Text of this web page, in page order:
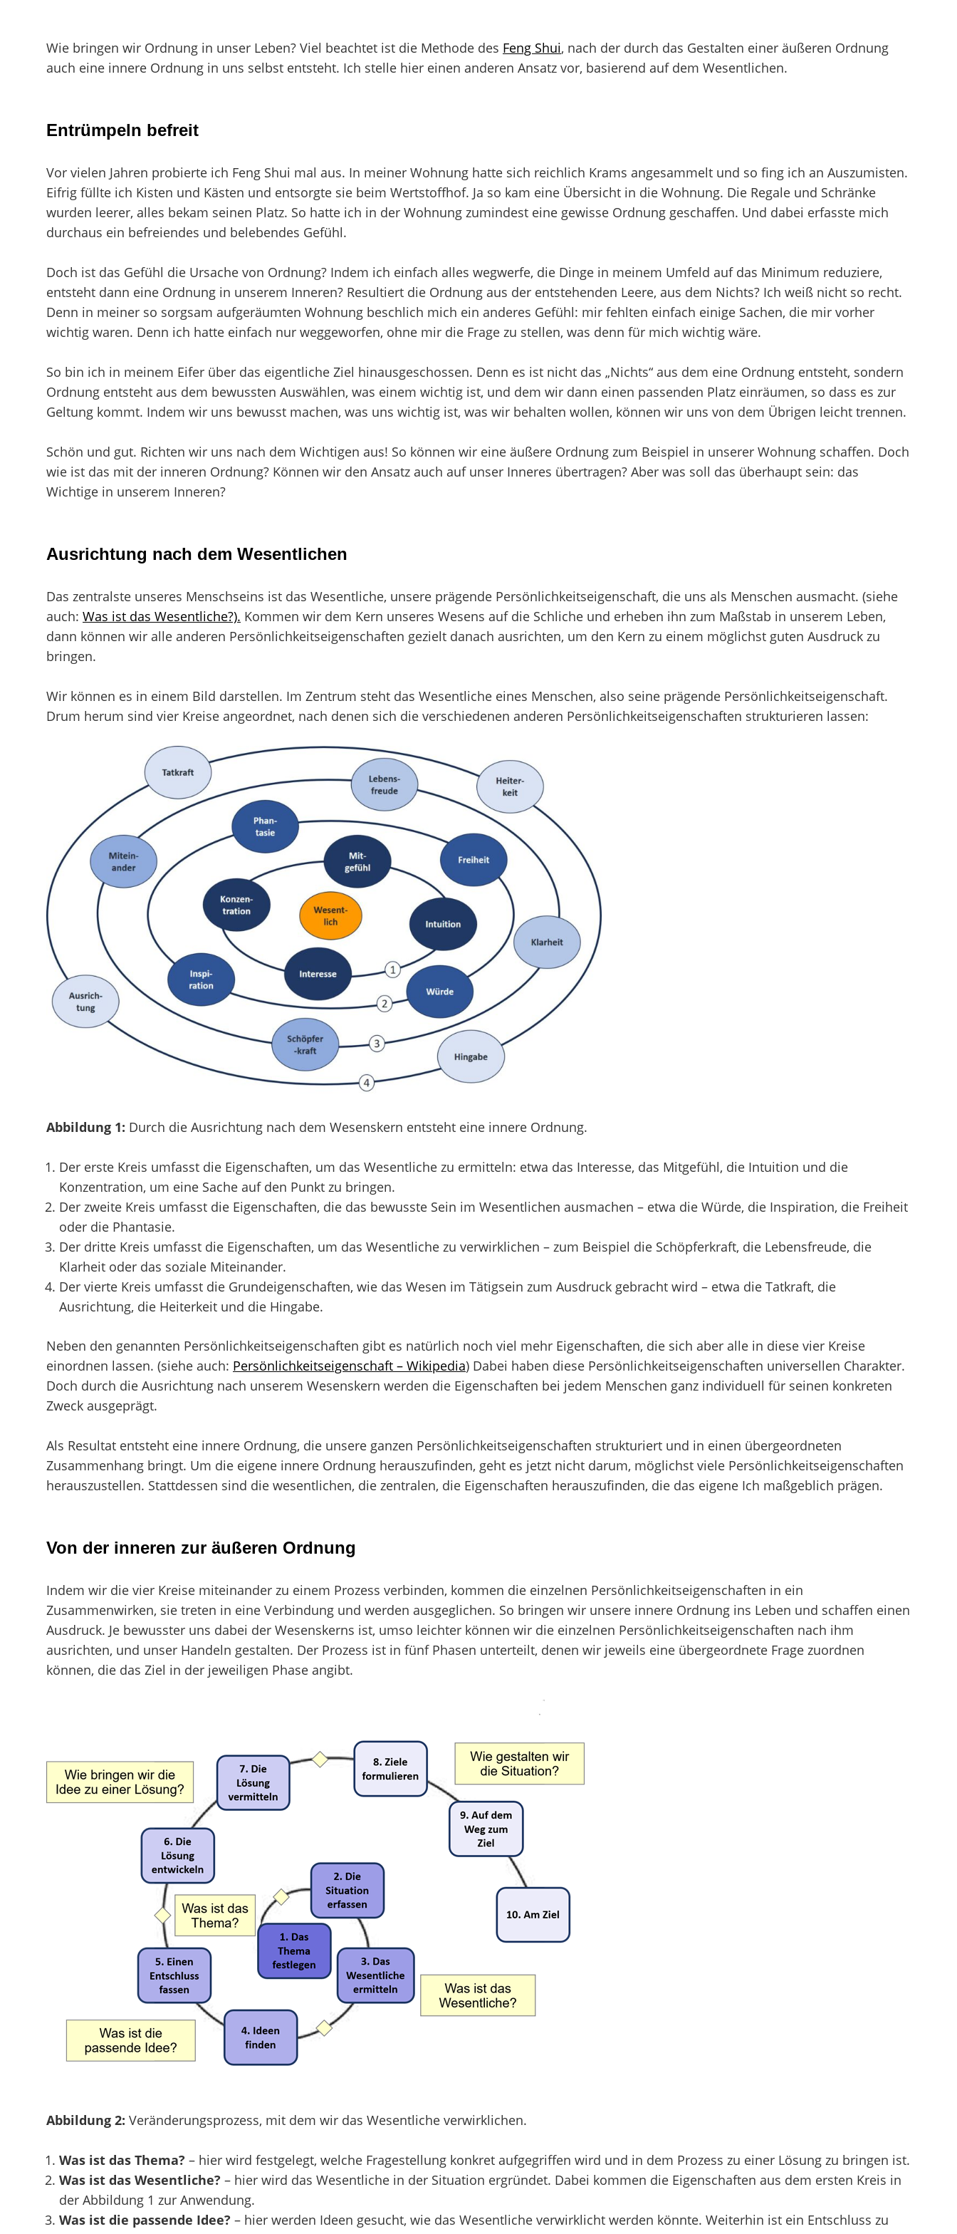
Wie bringen wir Ordnung in unser Leben? Viel beachtet ist die Methode des Feng Shui, nach der durch das Gestalten einer äußeren Ordnung
auch eine innere Ordnung in uns selbst entsteht. Ich stelle hier einen anderen Ansatz vor, basierend auf dem Wesentlichen.
Entrümpeln befreit
Vor vielen Jahren probierte ich Feng Shui mal aus. In meiner Wohnung hatte sich reichlich Krams angesammelt und so fing ich an Auszumisten.
Eifrig füllte ich Kisten und Kästen und entsorgte sie beim Wertstoffhof. Ja so kam eine Übersicht in die Wohnung. Die Regale und Schränke
wurden leerer, alles bekam seinen Platz. So hatte ich in der Wohnung zumindest eine gewisse Ordnung geschaffen. Und dabei erfasste mich
durchaus ein befreiendes und belebendes Gefühl.
Doch ist das Gefühl die Ursache von Ordnung? Indem ich einfach alles wegwerfe, die Dinge in meinem Umfeld auf das Minimum reduziere,
entsteht dann eine Ordnung in unserem Inneren? Resultiert die Ordnung aus der entstehenden Leere, aus dem Nichts? Ich weiß nicht so recht.
Denn in meiner so sorgsam aufgeräumten Wohnung beschlich mich ein anderes Gefühl: mir fehlten einfach einige Sachen, die mir vorher
wichtig waren. Denn ich hatte einfach nur weggeworfen, ohne mir die Frage zu stellen, was denn für mich wichtig wäre.
So bin ich in meinem Eifer über das eigentliche Ziel hinausgeschossen. Denn es ist nicht das „Nichts“ aus dem eine Ordnung entsteht, sondern
Ordnung entsteht aus dem bewussten Auswählen, was einem wichtig ist, und dem wir dann einen passenden Platz einräumen, so dass es zur
Geltung kommt. Indem wir uns bewusst machen, was uns wichtig ist, was wir behalten wollen, können wir uns von dem Übrigen leicht trennen.
Schön und gut. Richten wir uns nach dem Wichtigen aus! So können wir eine äußere Ordnung zum Beispiel in unserer Wohnung schaffen. Doch
wie ist das mit der inneren Ordnung? Können wir den Ansatz auch auf unser Inneres übertragen? Aber was soll das überhaupt sein: das
Wichtige in unserem Inneren?
Ausrichtung nach dem Wesentlichen
Das zentralste unseres Menschseins ist das Wesentliche, unsere prägende Persönlichkeitseigenschaft, die uns als Menschen ausmacht. (siehe
auch: Was ist das Wesentliche?). Kommen wir dem Kern unseres Wesens auf die Schliche und erheben ihn zum Maßstab in unserem Leben,
dann können wir alle anderen Persönlichkeitseigenschaften gezielt danach ausrichten, um den Kern zu einem möglichst guten Ausdruck zu
bringen.
Wir können es in einem Bild darstellen. Im Zentrum steht das Wesentliche eines Menschen, also seine prägende Persönlichkeitseigenschaft.
Drum herum sind vier Kreise angeordnet, nach denen sich die verschiedenen anderen Persönlichkeitseigenschaften strukturieren lassen:
Abbildung 1: Durch die Ausrichtung nach dem Wesenskern entsteht eine innere Ordnung.
Der erste Kreis umfasst die Eigenschaften, um das Wesentliche zu ermitteln: etwa das Interesse, das Mitgefühl, die Intuition und die
Konzentration, um eine Sache auf den Punkt zu bringen.
Der zweite Kreis umfasst die Eigenschaften, die das bewusste Sein im Wesentlichen ausmachen – etwa die Würde, die Inspiration, die Freiheit
oder die Phantasie.
Der dritte Kreis umfasst die Eigenschaften, um das Wesentliche zu verwirklichen – zum Beispiel die Schöpferkraft, die Lebensfreude, die
Klarheit oder das soziale Miteinander.
Der vierte Kreis umfasst die Grundeigenschaften, wie das Wesen im Tätigsein zum Ausdruck gebracht wird – etwa die Tatkraft, die
Ausrichtung, die Heiterkeit und die Hingabe.
Neben den genannten Persönlichkeitseigenschaften gibt es natürlich noch viel mehr Eigenschaften, die sich aber alle in diese vier Kreise
einordnen lassen. (siehe auch: Persönlichkeitseigenschaft – Wikipedia) Dabei haben diese Persönlichkeitseigenschaften universellen Charakter.
Doch durch die Ausrichtung nach unserem Wesenskern werden die Eigenschaften bei jedem Menschen ganz individuell für seinen konkreten
Zweck ausgeprägt.
Als Resultat entsteht eine innere Ordnung, die unsere ganzen Persönlichkeitseigenschaften strukturiert und in einen übergeordneten
Zusammenhang bringt. Um die eigene innere Ordnung herauszufinden, geht es jetzt nicht darum, möglichst viele Persönlichkeitseigenschaften
herauszustellen. Stattdessen sind die wesentlichen, die zentralen, die Eigenschaften herauszufinden, die das eigene Ich maßgeblich prägen.
Von der inneren zur äußeren Ordnung
Indem wir die vier Kreise miteinander zu einem Prozess verbinden, kommen die einzelnen Persönlichkeitseigenschaften in ein
Zusammenwirken, sie treten in eine Verbindung und werden ausgeglichen. So bringen wir unsere innere Ordnung ins Leben und schaffen einen
Ausdruck. Je bewusster uns dabei der Wesenskerns ist, umso leichter können wir die einzelnen Persönlichkeitseigenschaften nach ihm
ausrichten, und unser Handeln gestalten. Der Prozess ist in fünf Phasen unterteilt, denen wir jeweils eine übergeordnete Frage zuordnen
können, die das Ziel in der jeweiligen Phase angibt.
Abbildung 2: Veränderungsprozess, mit dem wir das Wesentliche verwirklichen.
Was ist das Thema? – hier wird festgelegt, welche Fragestellung konkret aufgegriffen wird und in dem Prozess zu einer Lösung zu bringen ist.
Was ist das Wesentliche? – hier wird das Wesentliche in der Situation ergründet. Dabei kommen die Eigenschaften aus dem ersten Kreis in
der Abbildung 1 zur Anwendung.
Was ist die passende Idee? – hier werden Ideen gesucht, wie das Wesentliche verwirklicht werden könnte. Weiterhin ist ein Entschluss zu